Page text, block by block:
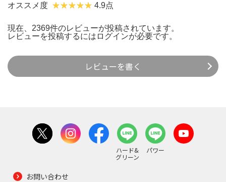
オススメ度 4.9点
現在、2369件のレビューが投稿されています。
レビューを投稿するには ログインが必要です。
レビューを書く
ハード&
グリーン
パワー
お問い合わせ